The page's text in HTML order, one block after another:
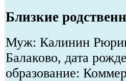
Близкие
Муж: Калинин
Балаково, дата
образование: